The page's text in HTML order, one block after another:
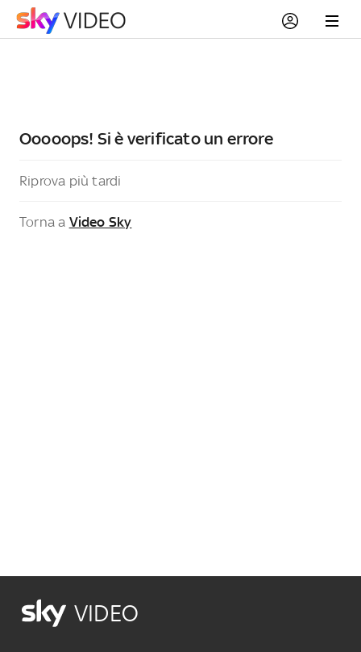
Ooooops! Si è verificato un errore
Riprova più tardi
Torna a Video Sky
VIDEO